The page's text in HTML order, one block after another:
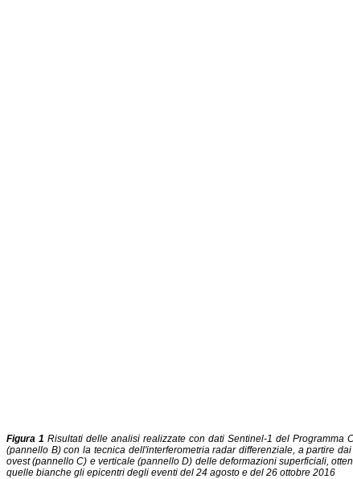
Figura 1 Risultati delle analisi realizzate con dati Sentinel-1 del
(pannello B) con la tecnica dell'interferometria radar differenziale, a partire
ovest (pannello C) e verticale (pannello D) delle deformazioni superficiali,
quelle bianche gli epicentri degli eventi del 24 agosto e del 26 ottobre 2016